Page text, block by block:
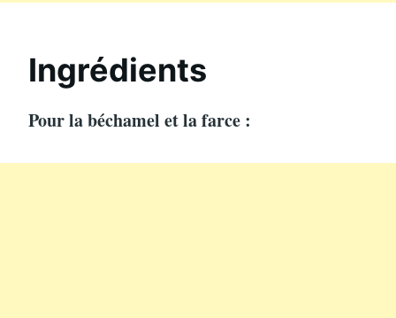
Ingrédients
Pour la béchamel et la farce :